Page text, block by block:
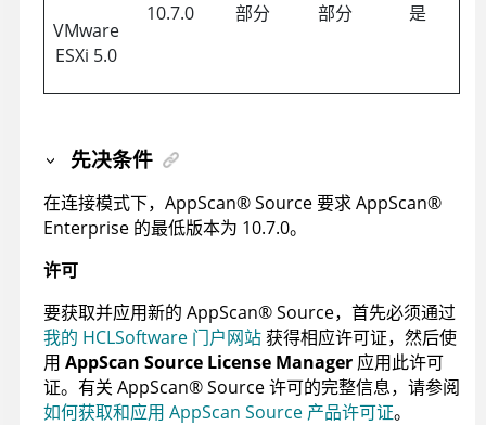
VMware
ESXi 5.0
10.7.0 部分 部分 是
先决条件
在连接模式下， AppScan®Source要求AppScan®
Enterprise 的最低版本为 10.7.0。
许可
要获取并应用新的 AppScan®Source，首先必须通过
我的 HCLSoftware 门户网站获得相应许可证，然后使
用 AppScan Source License Manager 应用此许可
证。有关 AppScan®Source许可的完整信息，请参阅
如何获取和应用 AppScan Source 产品许可证。